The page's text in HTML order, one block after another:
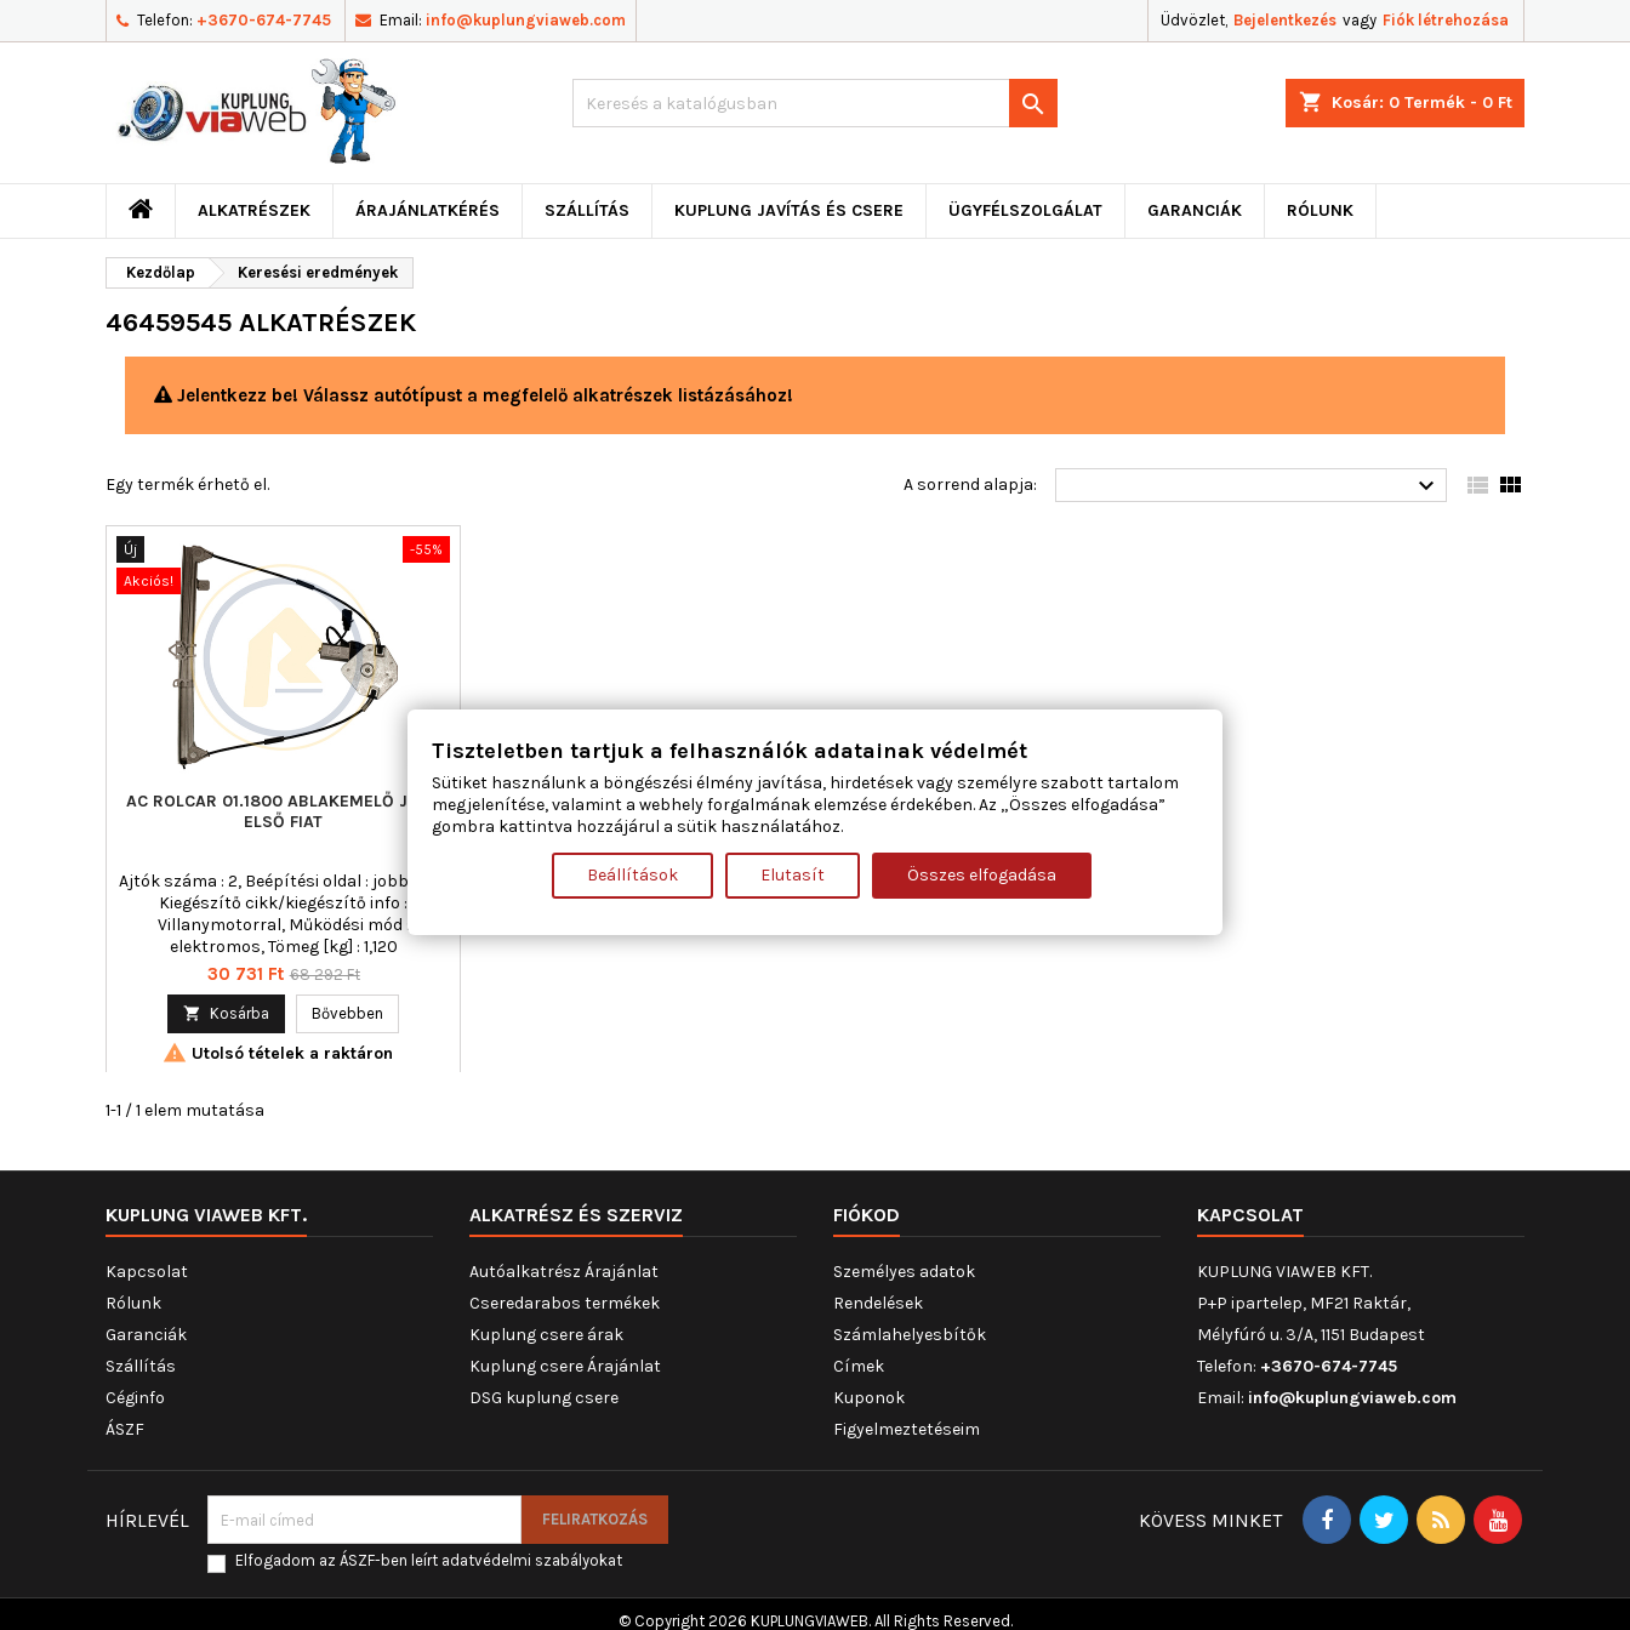
Telefon: +3670-674-7745 Email: info@kuplungviaweb.com Üdvözlet, Bejelentkezés vagy Fiók létrehozása
shopping_cart Kosár: 0 Termék - 0 Ft

ALKATRÉSZEK ÁRAJÁNLATKÉRÉS SZÁLLÍTÁS KUPLUNG JAVÍTÁS ÉS CSERE ÜGYFÉLSZOLGÁLAT GARANCIÁK RÓLUNK
Kezdőlap Keresési eredmények
46459545 ALKATRÉSZEK
Jelentkezz be! Válassz autótípust a megfelelő alkatrészek listázásához!
Egy termék érhető el. A sorrend alapja:   
-55%
Új
Akciós!
AC ROLCAR 01.1800 ABLAKEMELŐ JOBB
ELSŐ FIAT
Ajtók száma : 2, Beépítési oldal : jobb első,
Kiegészítő cikk/kiegészítő info :
Villanymotorral, Működési mód :
elektromos, Tömeg [kg] : 1,120
Ár
30 731 Ft Normál
68 292 Ft
 Kosárba Bővebben
 Utolsó tételek a raktáron
1-1 / 1 elem mutatása
KUPLUNG VIAWEB KFT.
Kapcsolat
Rólunk
Garanciák
Szállítás
Céginfo
ÁSZF
ALKATRÉSZ ÉS SZERVIZ
Autóalkatrész Árajánlat
Cseredarabos termékek
Kuplung csere árak
Kuplung csere Árajánlat
DSG kuplung csere
FIÓKOD
Személyes adatok
Rendelések
Számlahelyesbítők
Címek
Kuponok
Figyelmeztetéseim
KAPCSOLAT
KUPLUNG VIAWEB KFT.
P+P ipartelep, MF21 Raktár,
Mélyfúró u. 3/A, 1151 Budapest
Telefon: +3670-674-7745
Email: info@kuplungviaweb.com
HÍRLEVÉL
Elfogadom az ÁSZF-ben leírt adatvédelmi szabályokat
KÖVESS MINKET
© Copyright 2026 KUPLUNGVIAWEB. All Rights Reserved.
Tiszteletben tartjuk a felhasználók adatainak védelmét
Sütiket használunk a böngészési élmény javítása, hirdetések vagy személyre szabott tartalom
megjelenítése, valamint a webhely forgalmának elemzése érdekében. Az „Összes elfogadása”
gombra kattintva hozzájárul a sütik használatához.
Beállítások Elutasít Összes elfogadása